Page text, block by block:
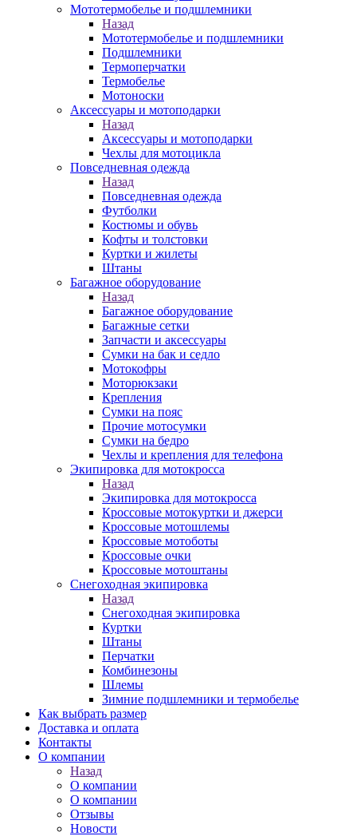
Мототермобелье и подшлемники
Назад
Мототермобелье и подшлемники
Подшлемники
Термоперчатки
Термобелье
Мотоноски
Аксессуары и мотоподарки
Назад
Аксессуары и мотоподарки
Чехлы для мотоцикла
Повседневная одежда
Назад
Повседневная одежда
Футболки
Костюмы и обувь
Кофты и толстовки
Куртки и жилеты
Штаны
Багажное оборудование
Назад
Багажное оборудование
Багажные сетки
Запчасти и аксессуары
Сумки на бак и седло
Мотокофры
Моторюкзаки
Крепления
Сумки на пояс
Прочие мотосумки
Сумки на бедро
Чехлы и крепления для телефона
Экипировка для мотокросса
Назад
Экипировка для мотокросса
Кроссовые мотокуртки и джерси
Кроссовые мотошлемы
Кроссовые мотоботы
Кроссовые очки
Кроссовые мотоштаны
Снегоходная экипировка
Назад
Снегоходная экипировка
Куртки
Штаны
Перчатки
Комбинезоны
Шлемы
Зимние подшлемники и термобелье
Как выбрать размер
Доставка и оплата
Контакты
О компании
Назад
О компании
О компании
Отзывы
Новости